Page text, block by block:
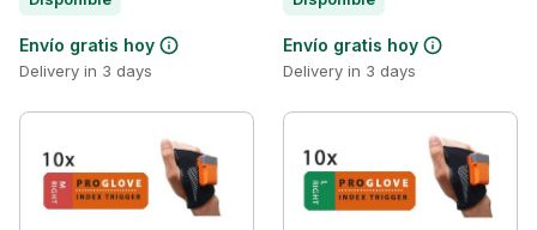
Envío gratis hoy
Delivery in 3 days
Envío gratis hoy
Delivery in 3 days